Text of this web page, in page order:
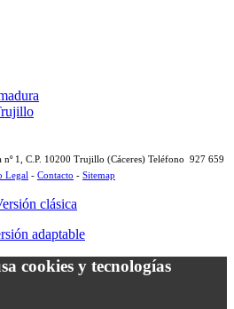
1, C.P. 10200 Trujillo (Cáceres) Teléfono 927 659
Legal - Contacto - Sitemap
clásica
adaptable
cookies y tecnologías